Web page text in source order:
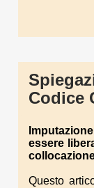
Codice
essere
Questo